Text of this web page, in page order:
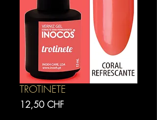
TROTINETE
12,50 CHFPrix